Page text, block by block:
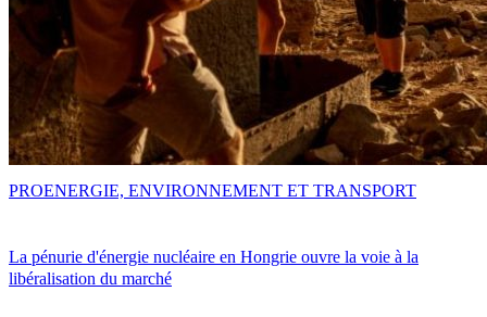
La pénurie d'énergie nucléaire en Hongrie ouvre la voie à la
libéralisation du marché
PROENERGIE, ENVIRONNEMENT ET TRANSPORT